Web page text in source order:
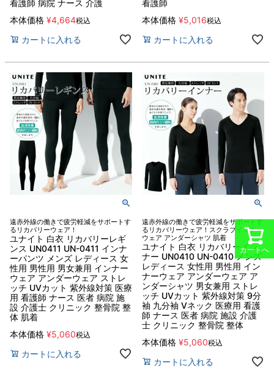
看護師 病院 ナース 介護
本体価格 ¥4,664税込
カートに入れる
看護師
本体価格 ¥5,016税込
カートに入れる
遠赤外線の働きで疲労軽減をサポートす
るリカバリーウェア！
ユナイト 白衣 リカバリーレギ
ンス UN0411 UN-0411 インナ
ーパンツ メンズ レディース 女
性用 男性用 男女兼用 インナー
ウェア アンダーウェア ストレ
ッチ UVカット 紫外線対策 医療
用 看護師 ナース 医者 病院 施
設 介護士 クリニック 整骨院 整
体 肌着
本体価格 ¥5,060税込
カートに入れる
遠赤外線の働きで疲労軽減をサポートす
るリカバリーウェア！スクラブインナー
ウェア アンダーシャツ 肌着
ユナイト 白衣 リカバリーイン
ナー UN0410 UN-0410 メンズ
レディース 女性用 男性用 イン
ナーウェア アンダーウェア ア
ンダーシャツ 男女兼用 ストレ
ッチ UVカット 紫外線対策 9分
袖 九分袖 Vネック 医療用 看護
師 ナース 医者 病院 施設 介護
士 クリニック 整骨院 整体
本体価格 ¥5,060税込
カートに入れる
カートへ